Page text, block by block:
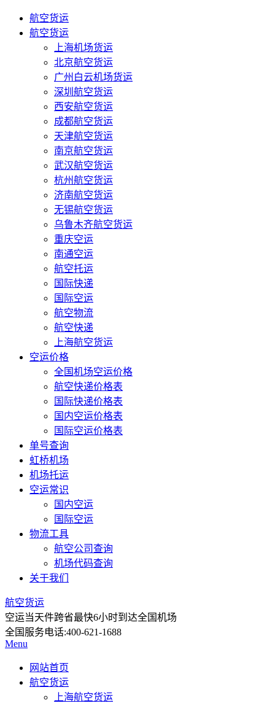
航空货运
航空货运
上海机场货运
北京航空货运
广州白云机场货运
深圳航空货运
西安航空货运
成都航空货运
天津航空货运
南京航空货运
武汉航空货运
杭州航空货运
济南航空货运
无锡航空货运
乌鲁木齐航空货运
重庆空运
南通空运
航空托运
国际快递
国际空运
航空物流
航空快递
上海航空货运
空运价格
全国机场空运价格
航空快递价格表
国际快递价格表
国内空运价格表
国际空运价格表
单号查询
虹桥机场
机场托运
空运常识
国内空运
国际空运
物流工具
航空公司查询
机场代码查询
关于我们
航空货运
空运当天件跨省最快6小时到达全国机场
全国服务电话:400-621-1688
Menu
网站首页
航空货运
上海航空货运